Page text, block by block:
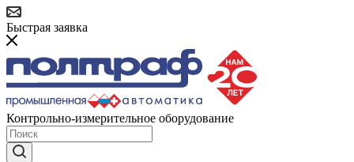
Быстрая заявка
Контрольно-измерительное оборудование